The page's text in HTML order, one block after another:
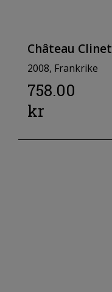
Château Clinet
2008, Frankrike
758.00
kr